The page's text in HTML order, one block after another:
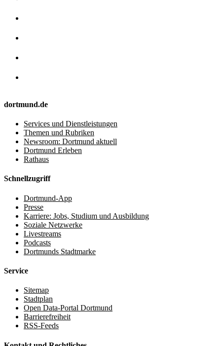
dortmund.de
Services und Dienstleistungen
Themen und Rubriken
Newsroom: Dortmund aktuell
Dortmund Erleben
Rathaus
Schnellzugriff
Dortmund-App
Presse
Karriere: Jobs, Studium und Ausbildung
Soziale Netzwerke
Livestreams
Podcasts
Dortmunds Stadtmarke
Service
Sitemap
Stadtplan
Open Data-Portal Dortmund
Barrierefreiheit
RSS-Feeds